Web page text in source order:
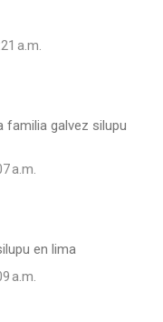
a.m.
familia galvez silupu
a.m.
en lima
a.m.